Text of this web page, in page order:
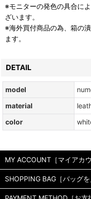
※モニターの発色の具合に
ざいます。
※海外買付商品の為、箱の
ます。
DETAIL
model
material
color
MY ACCOUNT［マイアカウ
SHOPPING BAG［バッグを